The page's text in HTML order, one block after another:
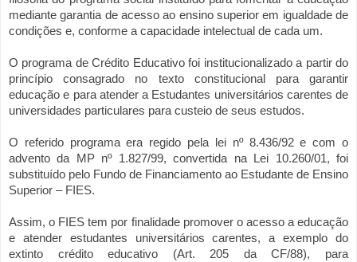
mediante garantia de acesso ao ensino superior em igualdade de
condições e, conforme a capacidade intelectual de cada um.
O programa de Crédito Educativo foi institucionalizado a partir do
princípio consagrado no texto constitucional para garantir
educação e para atender a Estudantes universitários carentes de
universidades particulares para custeio de seus estudos.
O referido programa era regido pela lei nº 8.436/92 e com o
advento da MP nº 1.827/99, convertida na Lei 10.260/01, foi
substituído pelo Fundo de Financiamento ao Estudante de Ensino
Superior – FIES.
Assim, o FIES tem por finalidade promover o acesso a educação
e atender estudantes universitários carentes, a exemplo do
extinto crédito educativo (Art. 205 da CF/88), para